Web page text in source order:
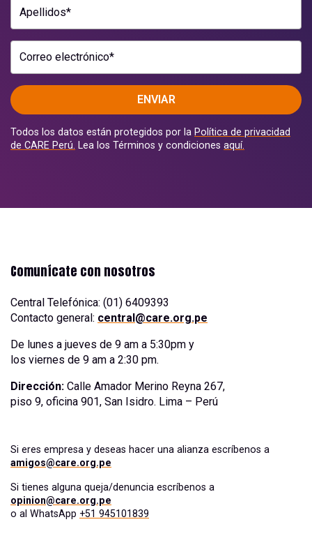
Apellidos*
Correo electrónico*
ENVIAR
Todos los datos están protegidos por la Política de privacidad
de CARE Perú. Lea los Términos y condiciones aquí.
Comunícate con nosotros
Central Telefónica: (01) 6409393
Contacto general: central@care.org.pe
De lunes a jueves de 9 am a 5:30pm y
los viernes de 9 am a 2:30 pm.
Dirección: Calle Amador Merino Reyna 267,
piso 9, oficina 901, San Isidro. Lima – Perú
Si eres empresa y deseas hacer una alianza escríbenos a
amigos@care.org.pe
Si tienes alguna queja/denuncia escríbenos a
opinion@care.org.pe
o al WhatsApp +51 945101839